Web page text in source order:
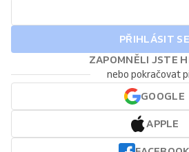
PŘIHLÁSIT SE
ZAPOMNĚLI JSTE
nebo pokračovat
GOOGLE
APPLE